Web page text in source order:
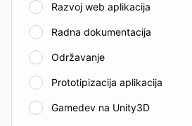
Razvoj web aplikacija
Radna dokumentacija
Održavanje
Prototipizacija aplikacija
Gamedev na Unity3D